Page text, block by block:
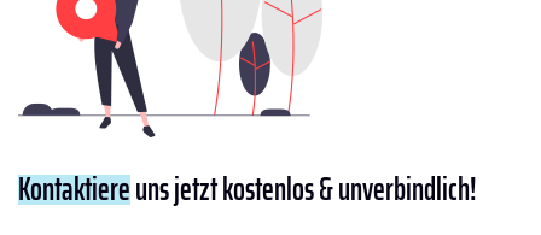
Kontaktiereuns jetzt kostenlos & unverbindlich!